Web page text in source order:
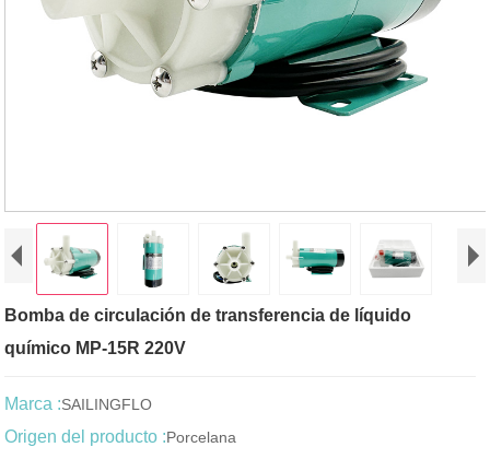
Bomba de circulación de transferencia de líquido
químico MP-15R 220V
Marca :SAILINGFLO
Origen del producto :Porcelana